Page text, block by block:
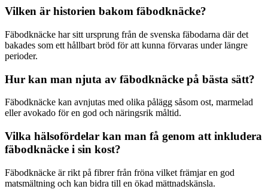
Vilken är historien bakom fäbodknäcke?
Fäbodknäcke har sitt ursprung från de svenska fäbodarna där det
bakades som ett hållbart bröd för att kunna förvaras under längre
perioder.
Hur kan man njuta av fäbodknäcke på bästa sätt?
Fäbodknäcke kan avnjutas med olika pålägg såsom ost, marmelad
eller avokado för en god och näringsrik måltid.
Vilka hälsofördelar kan man få genom att inkludera
fäbodknäcke i sin kost?
Fäbodknäcke är rikt på fibrer från fröna vilket främjar en god
matsmältning och kan bidra till en ökad mättnadskänsla.